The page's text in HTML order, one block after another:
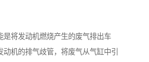
是将发动机燃烧产生的废气排出车
动机的排气歧管，将废气从气缸中引